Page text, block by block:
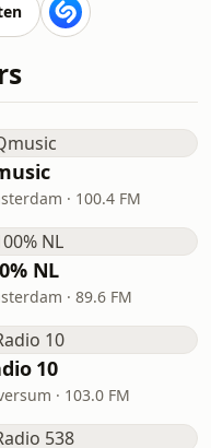
· 100.4 FM
NL
· 89.6 FM
10
· 103.0 FM